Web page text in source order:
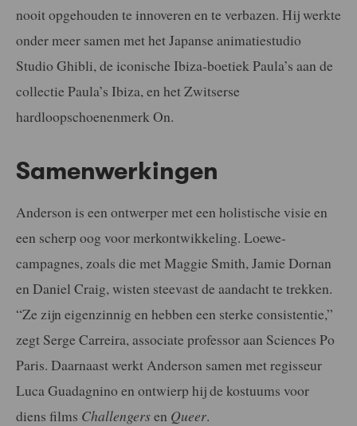
nooit opgehouden te innoveren en te verbazen. Hij werkte
onder meer samen met het Japanse animatiestudio
Studio Ghibli, de iconische Ibiza-boetiek Paula’s aan de
collectie Paula’s Ibiza, en het Zwitserse
hardloopschoenenmerk On.
Samenwerkingen
Anderson is een ontwerper met een holistische visie en
een scherp oog voor merkontwikkeling. Loewe-
campagnes, zoals die met Maggie Smith, Jamie Dornan
en Daniel Craig, wisten steevast de aandacht te trekken.
“Ze zijn eigenzinnig en hebben een sterke consistentie,”
zegt Serge Carreira, associate professor aan Sciences Po
Paris. Daarnaast werkt Anderson samen met regisseur
Luca Guadagnino en ontwierp hij de kostuums voor
diens films Challengersen Queer.